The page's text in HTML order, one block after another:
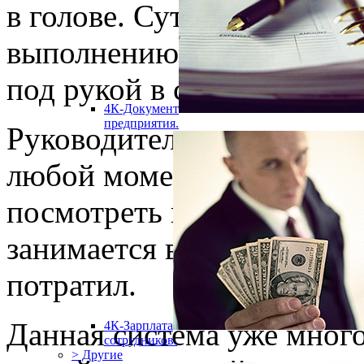
4К-Документ
предприятия.
4К-Зарплата
сотрудников.
> Другие
в голове. Суть задачи,
выполнению, ход
под рукой в системе 4К-
Руководителю система
любой момент времени,
посмотреть как
занимается в данный
потратил.
Данная система уже